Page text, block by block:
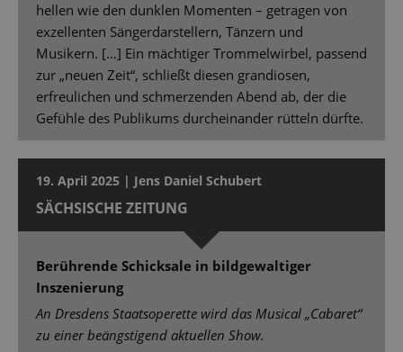
hellen wie den dunklen Momenten – getragen von
exzellenten Sängerdarstellern, Tänzern und
Musikern. […] Ein mächtiger Trommelwirbel, passend
zur „neuen Zeit“, schließt diesen grandiosen,
erfreulichen und schmerzenden Abend ab, der die
Gefühle des Publikums durcheinander rütteln dürfte.
19. April 2025 | Jens Daniel Schubert
SÄCHSISCHE ZEITUNG
Berührende Schicksale in bildgewaltiger
Inszenierung
An Dresdens Staatsoperette wird das Musical „Cabaret“
zu einer beängstigend aktuellen Show.